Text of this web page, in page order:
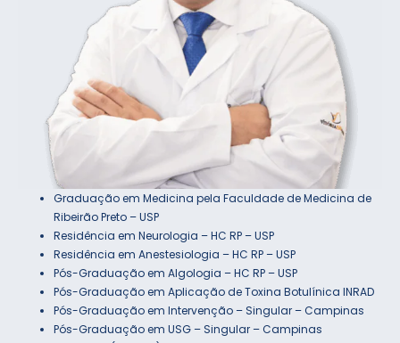
Graduação em Medicina pela Faculdade de Medicina de
Ribeirão Preto – USP
Residência em Neurologia – HC RP – USP
Residência em Anestesiologia – HC RP – USP
Pós-Graduação em Algologia – HC RP – USP
Pós-Graduação em Aplicação de Toxina Botulínica INRAD
Pós-Graduação em Intervenção – Singular – Campinas
Pós-Graduação em USG – Singular – Campinas